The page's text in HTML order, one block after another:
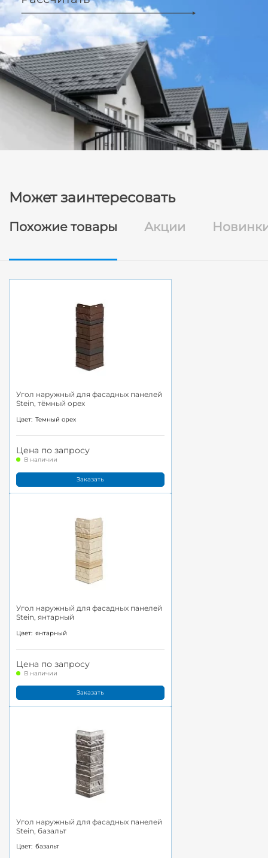
Может заинтересовать
Похожие товары Акции
Угол наружный для фасадных панелей
Stein, тёмный орех
Цвет: Темный орех
Цена по запросу
В наличии
Заказать
Угол наружный для фасадных панелей
Stein, янтарный
Цвет: янтарный
Цена по запросу
В наличии
Заказать
Угол наружный для фасадных панелей
Stein, базальт
Цвет: базальт